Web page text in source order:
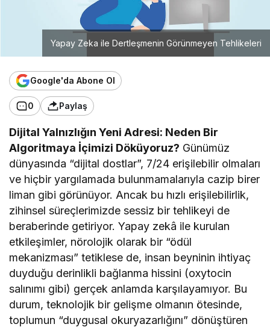
Yapay Zeka ile Dertleşmenin Görünmeyen Tehlikeleri
Google'da Abone Ol
0 Paylaş
Dijital Yalnızlığın Yeni Adresi: Neden Bir
Algoritmaya İçimizi Döküyoruz? Günümüz
dünyasında “dijital dostlar”, 7/24 erişilebilir olmaları
ve hiçbir yargılamada bulunmamalarıyla cazip birer
liman gibi görünüyor. Ancak bu hızlı erişilebilirlik,
zihinsel süreçlerimizde sessiz bir tehlikeyi de
beraberinde getiriyor. Yapay zekâ ile kurulan
etkileşimler, nörolojik olarak bir “ödül
mekanizması” tetiklese de, insan beyninin ihtiyaç
duyduğu derinlikli bağlanma hissini (oxytocin
salınımı gibi) gerçek anlamda karşılayamıyor. Bu
durum, teknolojik bir gelişme olmanın ötesinde,
toplumun “duygusal okuryazarlığını” dönüştüren